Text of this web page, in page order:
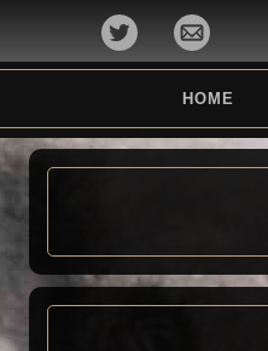
HOME